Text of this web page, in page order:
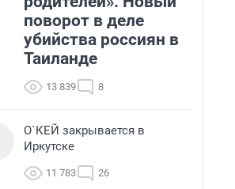
поворот в деле
убийства россиян в
Таиланде
13 839 8
О`КЕЙ закрывается в
Иркутске
11 783 26